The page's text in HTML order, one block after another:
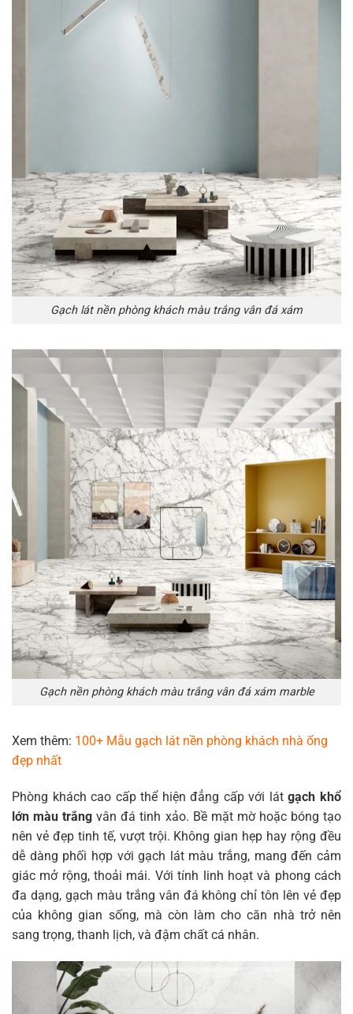
Gạch lát nền phòng khách màu trắng vân đá xám
Gạch nền phòng khách màu trắng vân đá xám marble
Xem thêm: 100+ Mẫu gạch lát nền phòng khách nhà ống
đẹp nhất
Phòng khách cao cấp thể hiện đẳng cấp với látgạch khổ
lớn màu trắng vân đá tinh xảo. Bề mặt mờ hoặc bóng tạo
nên vẻ đẹp tinh tế, vượt trội. Không gian hẹp hay rộng đều
dễ dàng phối hợp với gạch lát màu trắng, mang đến cảm
giác mở rộng, thoải mái. Với tính linh hoạt và phong cách
đa dạng, gạch màu trắng vân đá không chỉ tôn lên vẻ đẹp
của không gian sống, mà còn làm cho căn nhà trở nên
sang trọng, thanh lịch, và đậm chất cá nhân.